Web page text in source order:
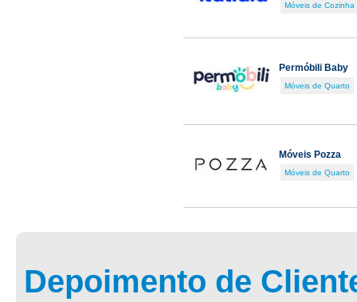
Móveis de Cozinha
Permóbili Baby
Móveis de Quarto
Móveis Pozza
Móveis de Quarto
Depoimento de